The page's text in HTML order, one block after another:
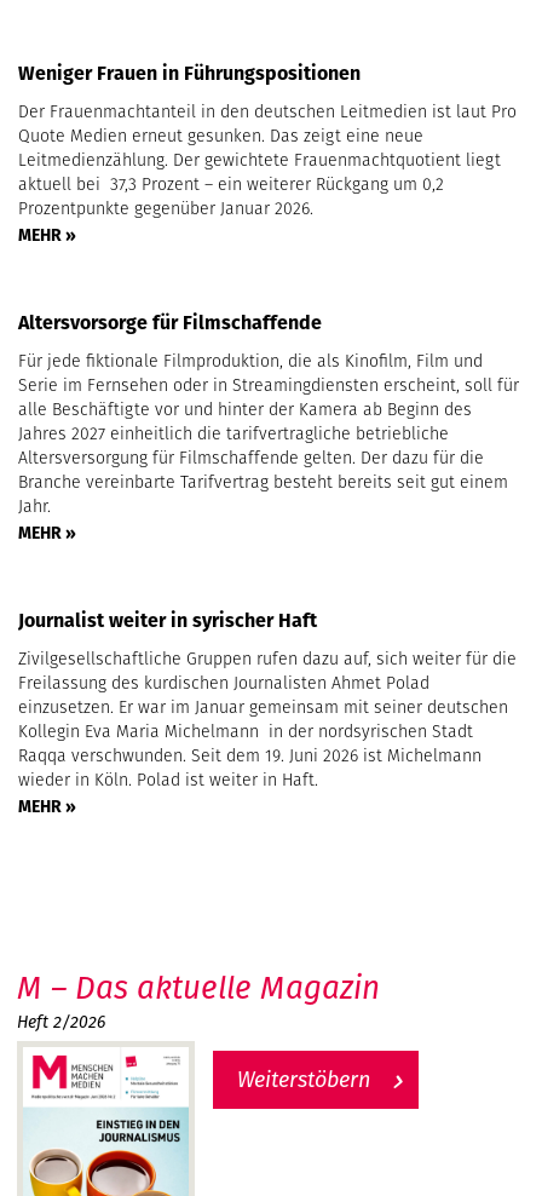
Weniger Frauen in Führungspositionen
Der Frauenmachtanteil in den deutschen Leitmedien ist laut Pro
Quote Medien erneut gesunken. Das zeigt eine neue
Leitmedienzählung. Der gewichtete Frauenmachtquotient liegt
aktuell bei 37,3 Prozent – ein weiterer Rückgang um 0,2
Prozentpunkte gegenüber Januar 2026.
MEHR »
Altersvorsorge für Filmschaffende
Für jede fiktionale Filmproduktion, die als Kinofilm, Film und
Serie im Fernsehen oder in Streamingdiensten erscheint, soll für
alle Beschäftigte vor und hinter der Kamera ab Beginn des
Jahres 2027 einheitlich die tarifvertragliche betriebliche
Altersversorgung für Filmschaffende gelten. Der dazu für die
Branche vereinbarte Tarifvertrag besteht bereits seit gut einem
Jahr.
MEHR »
Journalist weiter in syrischer Haft
Zivilgesellschaftliche Gruppen rufen dazu auf, sich weiter für die
Freilassung des kurdischen Journalisten Ahmet Polad
einzusetzen. Er war im Januar gemeinsam mit seiner deutschen
Kollegin Eva Maria Michelmann in der nordsyrischen Stadt
Raqqa verschwunden. Seit dem 19. Juni 2026 ist Michelmann
wieder in Köln. Polad ist weiter in Haft.
MEHR »
M – Das aktuelle Magazin
Heft 2/2026
Weiterstöbern